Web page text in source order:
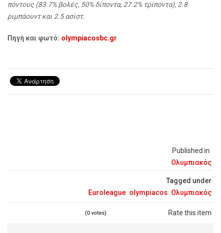
Published in
Ολυμπιακός
Tagged under
Euroleague olympiacos Ολυμπιακός
Rate this item
(0 votes)
πόντους (83.7% βολές, 50% δίποντα, 27.2% τρίποντα), 2.8
ριμπάουντ και 2.5 ασίστ.
Πηγή και φωτό: olympiacosbc.gr